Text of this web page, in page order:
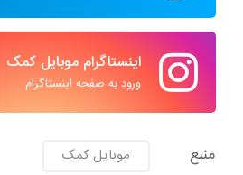
اینستاگرام موبایل کمک
ورود به صفحه اینستاگرام
منبع موبایل کمک